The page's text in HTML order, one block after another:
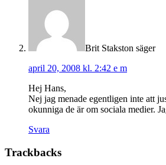
Brit Stakston säger
april 20, 2008 kl. 2:42 e m
Hej Hans,
Nej jag menade egentligen inte att
okunniga de är om sociala medier.
Svara
Trackbacks